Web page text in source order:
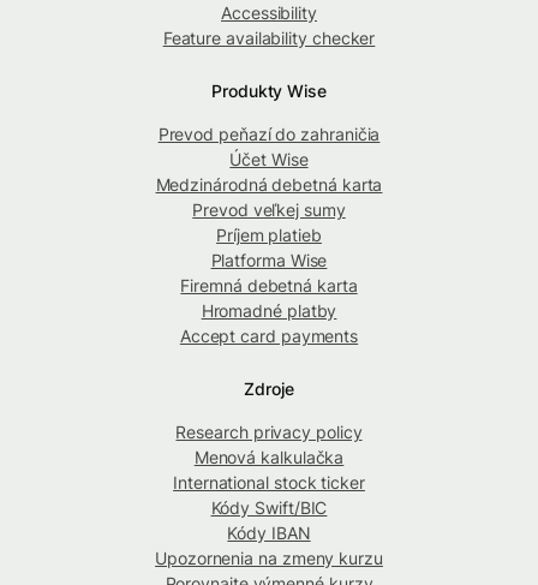
Accessibility
Feature availability checker
Produkty Wise
Prevod peňazí do zahraničia
Účet Wise
Medzinárodná debetná karta
Prevod veľkej sumy
Príjem platieb
Platforma Wise
Firemná debetná karta
Hromadné platby
Accept card payments
Zdroje
Research privacy policy
Menová kalkulačka
International stock ticker
Kódy Swift/BIC
Kódy IBAN
Upozornenia na zmeny kurzu